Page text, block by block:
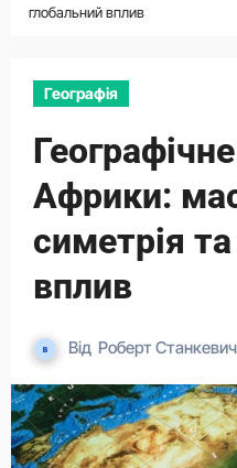
глобальний вплив
Географія
Африки:
симетрія
вплив
Від Роберт Станкевич